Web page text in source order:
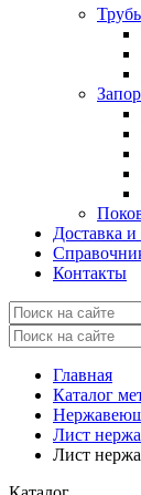
Доставка и
Контакты
Главная
Каталог
Лист
Лист